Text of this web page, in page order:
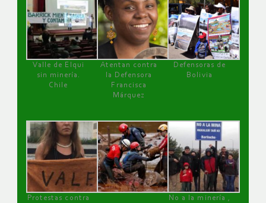
Valle de Elqui
sin minería.
Chile
Atentan contra
la Defensora
Francisca
Márquez
Defensoras de
Bolivia
Protestas contra
No a la minería ,